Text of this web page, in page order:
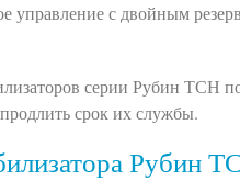
управление с двойным
серии Рубин ТСН
срок их службы.
Рубин